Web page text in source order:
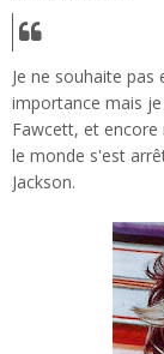
Je ne souhaite
importance mais
Fawcett, et encore
le monde s'est
Jackson.